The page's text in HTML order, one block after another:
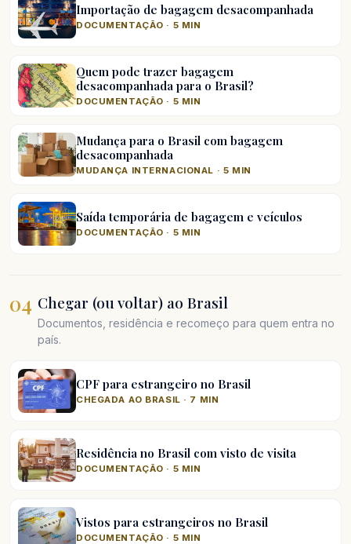
Importação de bagagem desacompanhada
DOCUMENTAÇÃO · 5 MIN
Quem pode trazer bagagem
desacompanhada para o Brasil?
DOCUMENTAÇÃO · 5 MIN
Mudança para o Brasil com bagagem
desacompanhada
MUDANÇA INTERNACIONAL · 5 MIN
Saída temporária de bagagem e veículos
DOCUMENTAÇÃO · 5 MIN
04 Chegar (ou voltar) ao Brasil
Documentos, residência e recomeço para quem entra no
país.
CPF para estrangeiro no Brasil
CHEGADA AO BRASIL · 7 MIN
Residência no Brasil com visto de visita
DOCUMENTAÇÃO · 5 MIN
Vistos para estrangeiros no Brasil
DOCUMENTAÇÃO · 5 MIN